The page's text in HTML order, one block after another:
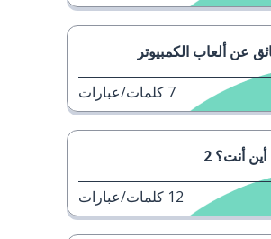
عن ألعاب الكمبيوتر
7 كلمات/عبارات
أنت؟ 2
12 كلمات/عبارات